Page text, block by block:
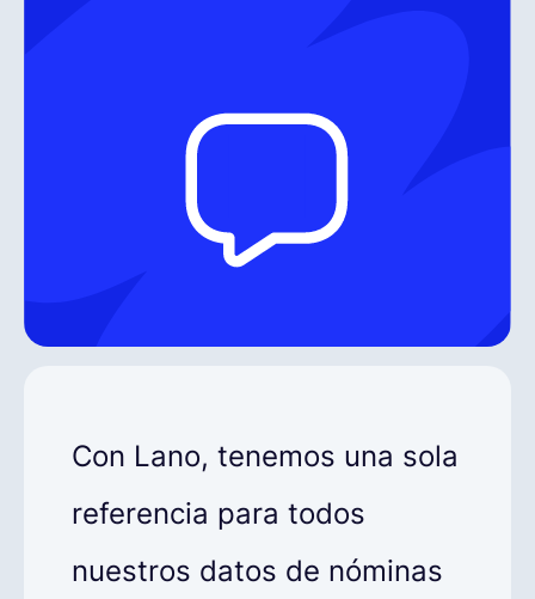
Con Lano, tenemos una sola
referencia para todos
nuestros datos de nóminas